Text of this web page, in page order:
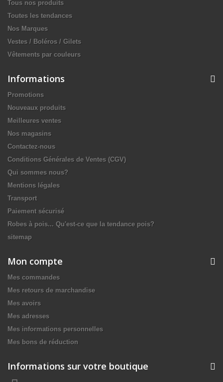
Tous nos produits
Toutes les tendances
Nos Marques
Vestes / Boléros / Gilets
Vêtements par couleurs
Informations
Promotions
Nouveaux produits
Meilleures ventes
Nos magasins
Contactez-nous
Conditions Générales de Ventes (CGV)
Qui sommes nous?
Mentions légales
Transport
Paiement sécurisé
Robes à pois... Qu'est-ce que la tendance pois?
sitemap
Mon compte
Mes commandes
Mes retours de marchandise
Mes avoirs
Mes adresses
Mes informations personnelles
Mes bons de réduction
Informations sur votre boutique